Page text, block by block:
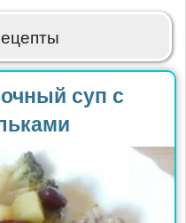
суп с